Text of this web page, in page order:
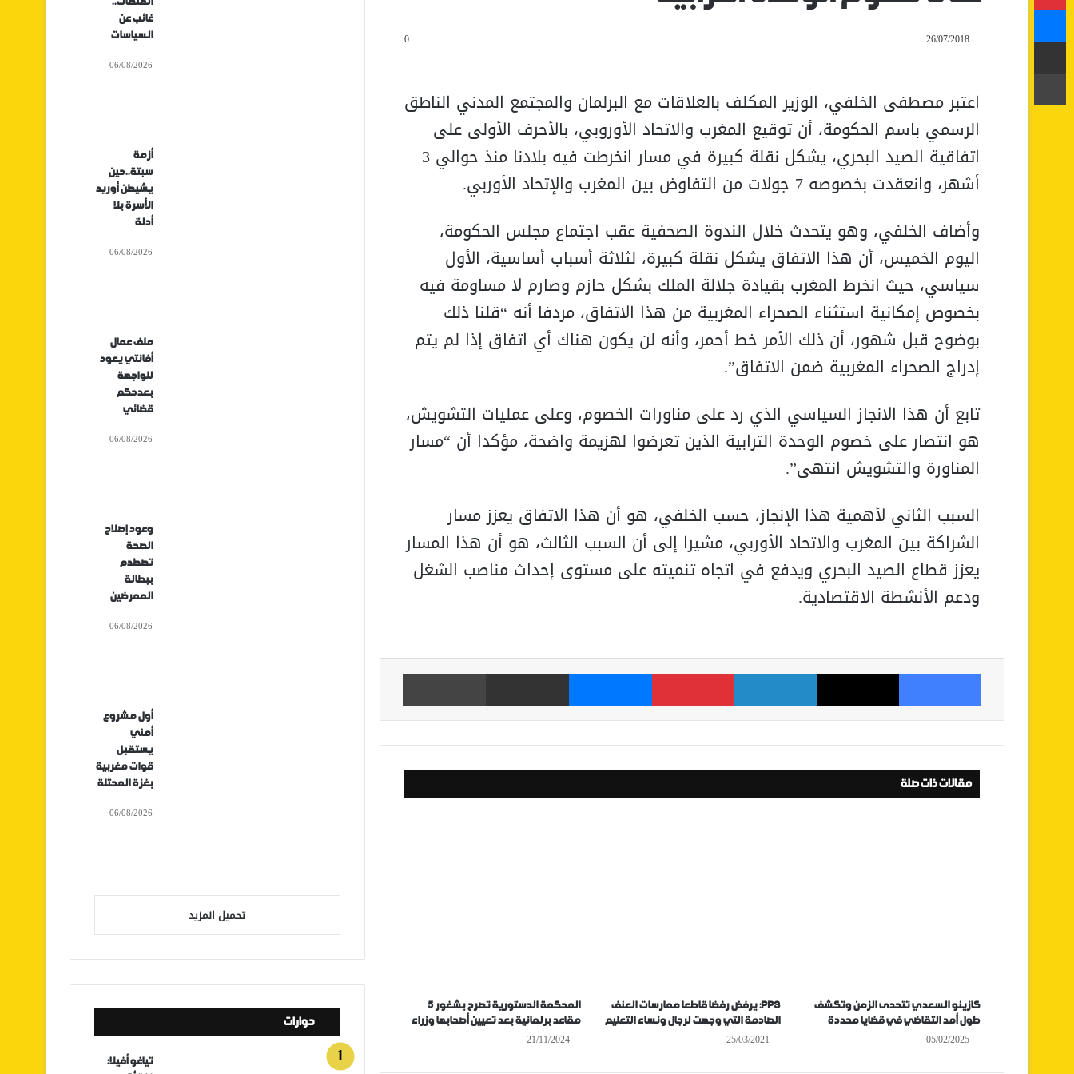
26/07/2018
0
اعتبر مصطفى الخلفي، الوزير المكلف بالعلاقات مع البرلمان والمجتمع المدني الناطق
الرسمي باسم الحكومة، أن توقيع المغرب والاتحاد الأوروبي، بالأحرف الأولى على
اتفاقية الصيد البحري، يشكل نقلة كبيرة في مسار انخرطت فيه بلادنا منذ حوالي 3
أشهر، وانعقدت بخصوصه 7 جولات من التفاوض بين المغرب والإتحاد الأوربي.
وأضاف الخلفي، وهو يتحدث خلال الندوة الصحفية عقب اجتماع مجلس الحكومة،
اليوم الخميس، أن هذا الاتفاق يشكل نقلة كبيرة، لثلاثة أسباب أساسية، الأول
سياسي، حيث انخرط المغرب بقيادة جلالة الملك بشكل حازم وصارم لا مساومة فيه
بخصوص إمكانية استثناء الصحراء المغربية من هذا الاتفاق، مردفا أنه “قلنا ذلك
بوضوح قبل شهور، أن ذلك الأمر خط أحمر، وأنه لن يكون هناك أي اتفاق إذا لم يتم
إدراج الصحراء المغربية ضمن الاتفاق”.
تابع أن هذا الانجاز السياسي الذي رد على مناورات الخصوم، وعلى عمليات التشويش،
هو انتصار على خصوم الوحدة الترابية الذين تعرضوا لهزيمة واضحة، مؤكدا أن “مسار
المناورة والتشويش انتهى”.
السبب الثاني لأهمية هذا الإنجاز، حسب الخلفي، هو أن هذا الاتفاق يعزز مسار
الشراكة بين المغرب والاتحاد الأوربي، مشيرا إلى أن السبب الثالث، هو أن هذا المسار
يعزز قطاع الصيد البحري ويدفع في اتجاه تنميته على مستوى إحداث مناصب الشغل
ودعم الأنشطة الاقتصادية.
فيسبوك ‫X لينكدإن بينتيريست ماسنجر مشاركة عبر البريد
مقالات ذات صلة
كازينو السعدي تتحدى الزمن وتكشف
طول أمد التقاضي في قضايا محددة
05/02/2025
PPS: يرفض رفضا قاطعا ممارسات العنف
الصادمة التي وجهت لرجال ونساء التعليم
25/03/2021
المحكمة الدستورية تصرح بشغور 5
مقاعد برلمانية بعد تعيين أصحابها وزراء
21/11/2024
غائب عن
السياسات
06/08/2026
أزمة
سبتة..حين
يشيطن أوريد
الأسرة بلا
أدلة
06/08/2026
ملف عمال
أفانتي يعود
للواجهة
بعدحكم
قضائي
06/08/2026
وعود إصلاح
الصحة
تصطدم
ببطالة
الممرضين
06/08/2026
أول مشروع
أمني
يستقبل
قوات مغربية
بغزة المحتلة
06/08/2026
تحميل المزيد
حوارات
تياغو أفيلا: